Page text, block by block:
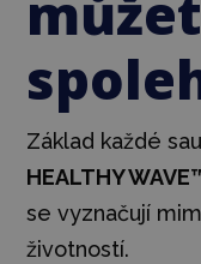
Základ každé
HEALTHY
se vyznačují
životností.